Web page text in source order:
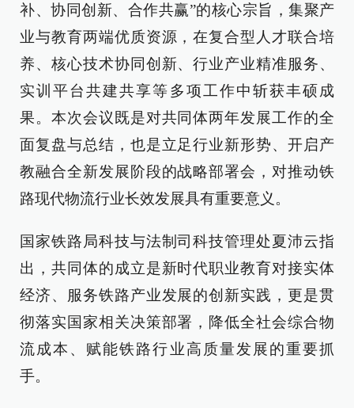
补、协同创新、合作共赢”的核心宗旨，集聚产
业与教育两端优质资源，在复合型人才联合培
养、核心技术协同创新、行业产业精准服务、
实训平台共建共享等多项工作中斩获丰硕成
果。本次会议既是对共同体两年发展工作的全
面复盘与总结，也是立足行业新形势、开启产
教融合全新发展阶段的战略部署会，对推动铁
路现代物流行业长效发展具有重要意义。
国家铁路局科技与法制司科技管理处夏沛云指
出，共同体的成立是新时代职业教育对接实体
经济、服务铁路产业发展的创新实践，更是贯
彻落实国家相关决策部署，降低全社会综合物
流成本、赋能铁路行业高质量发展的重要抓
手。